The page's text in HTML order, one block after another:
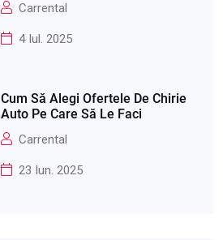
Carrental
4 Iul. 2025
Cum Să Alegi Ofertele De Chirie
Auto Pe Care Să Le Faci
Carrental
23 Iun. 2025